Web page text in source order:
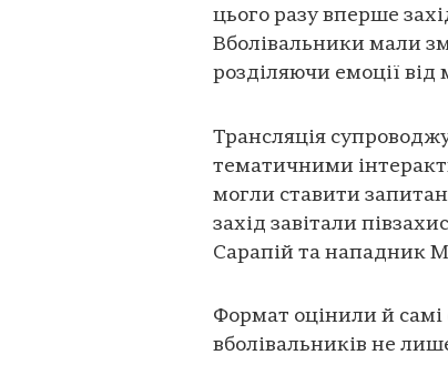
цього разу вперше
Вболівальники мали
розділяючи емоції від
Трансляція
тематичними
могли ставити
захід завітали
Сарапій та нападник
Формат оцінили й
вболівальників не